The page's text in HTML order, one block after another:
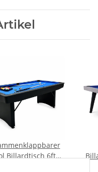
Billardtisch 6ft
inkl. Zubehör